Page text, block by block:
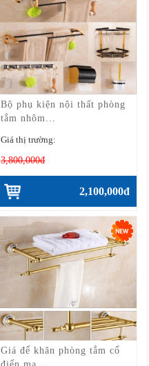
Bộ phụ kiện nội thất phòng
tắm nhôm...
Giá thị trường:
3,800,000đ
2,100,000đ
Giá để khăn phòng tắm cổ